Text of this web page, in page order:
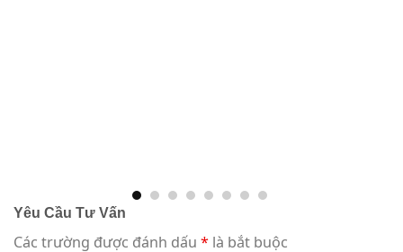
Yêu Cầu Tư Vấn
Các trường được đánh dấu * là bắt buộc